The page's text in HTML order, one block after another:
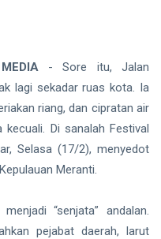
- Sore itu, Jalan
lagi sekadar ruas kota. Ia
riang, dan cipratan air
Di sanalah Festival
Selasa (17/2), menyedot
Meranti.
“senjata” andalan.
pejabat daerah, larut